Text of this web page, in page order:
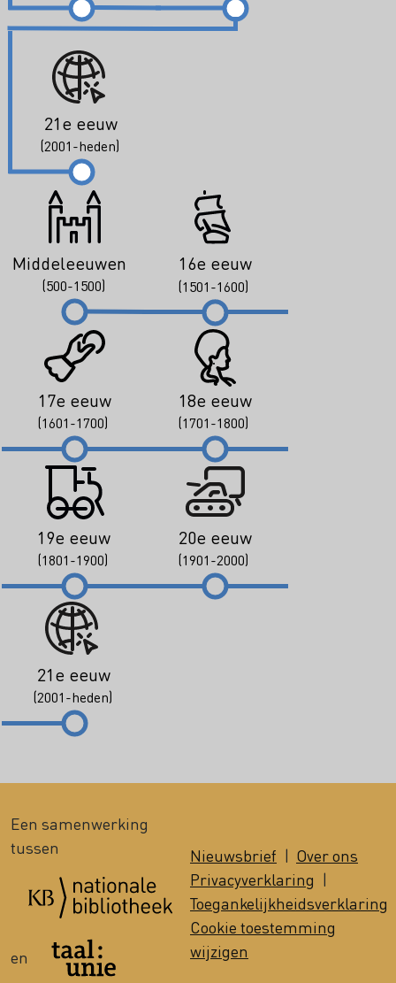
21e eeuw
(2001-heden)
Middeleeuwen
(500-1500)
16e eeuw
(1501-1600)
17e eeuw
(1601-1700)
18e eeuw
(1701-1800)
19e eeuw
(1801-1900)
20e eeuw
(1901-2000)
21e eeuw
(2001-heden)
Een samenwerking
tussen
en
Nieuwsbrief | Over ons
Privacyverklaring |
Toegankelijkheidsverklaring
Cookie toestemming
wijzigen